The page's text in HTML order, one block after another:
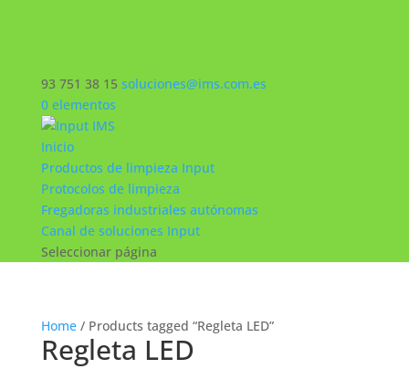
93 751 38 15 soluciones@ims.com.es
0 elementos
Inicio
Productos de limpieza Input
Protocolos de limpieza
Fregadoras industriales autónomas
Canal de soluciones Input
Seleccionar página
Home/ Products tagged “Regleta LED”
Regleta LED